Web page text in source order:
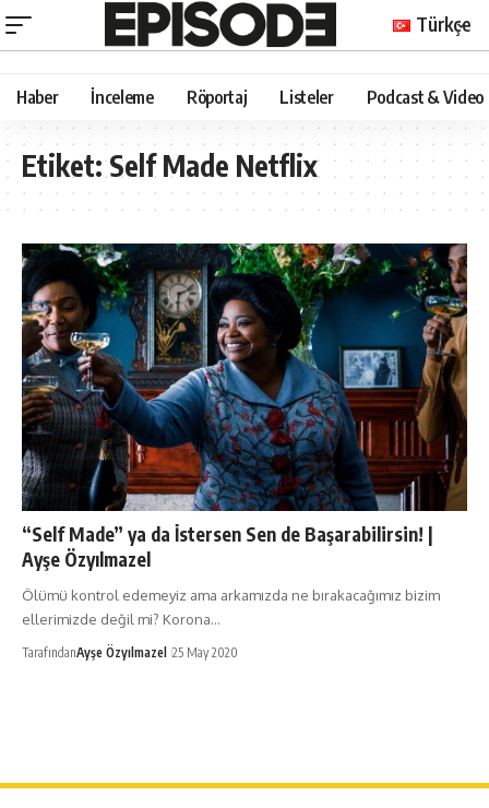
Türkçe
Haber İnceleme Röportaj Listeler Podcast & Video
Etiket:Self Made Netflix
“Self Made” ya da İstersen Sen de Başarabilirsin! |
Ayşe Özyılmazel
Ölümü kontrol edemeyiz ama arkamızda ne bırakacağımız bizim
ellerimizde değil mi? Korona…
TarafındanAyşe Özyılmazel 25 May 2020